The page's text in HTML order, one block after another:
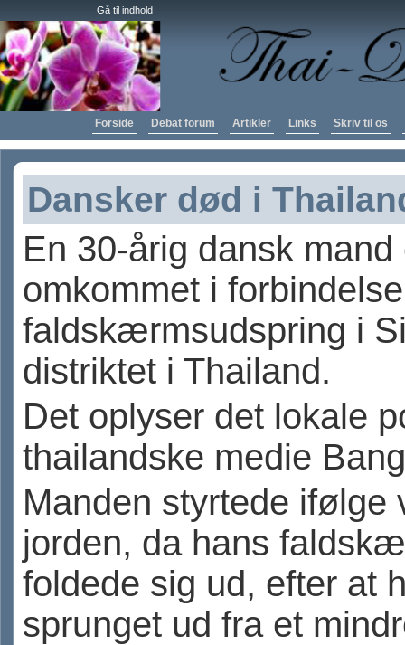
Gå til indhold
Forside Debat forum Artikler Links Skriv til os
Dansker død i
En 30-årig dansk
omkommet i
faldskærmsudspring i
distriktet i Thailand.
Det oplyser det lokale
thailandske medie
Manden styrtede ifølge
jorden, da hans
foldede sig ud, efter at
sprunget ud fra et